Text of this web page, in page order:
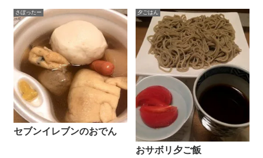
さぼったー
セブンイレブンのおでん
夕ごはん
おサボリ夕ご飯